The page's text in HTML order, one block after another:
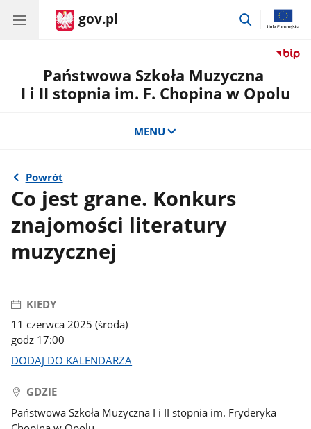
gov.pl
przejdź
Państwowa Szkoła Muzyczna
I i II stopnia im. F. Chopina w Opolu
MENU
Powrót
Co jest grane. Konkurs
znajomości literatury
muzycznej
KIEDY
11 czerwca 2025 (środa)
godz 17:00
DODAJ DO KALENDARZA
GDZIE
Państwowa Szkoła Muzyczna I i II stopnia im. Fryderyka